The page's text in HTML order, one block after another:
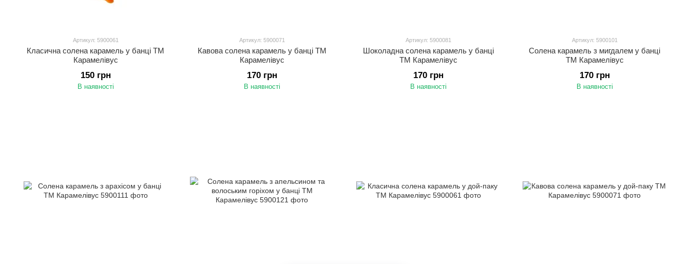
Артикул: 5900061
Класична солена карамель у банці ТМ
Карамелівус
150 грн
В наявності
Артикул: 5900071
Кавова солена карамель у банці ТМ
Карамелівус
170 грн
В наявності
Артикул: 5900081
Шоколадна солена карамель у банці
ТМ Карамелівус
170 грн
В наявності
Артикул: 5900101
Солена карамель з мигдалем у банці
ТМ Карамелівус
170 грн
В наявності